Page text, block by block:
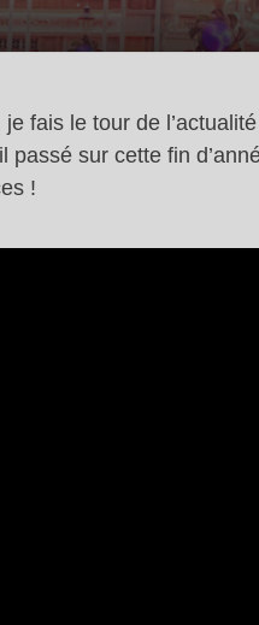
fais le tour de
passé sur cette fin
!